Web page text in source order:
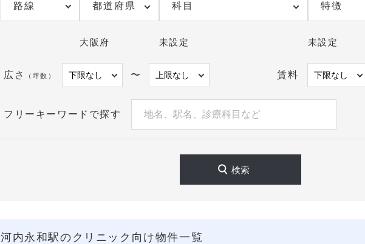
公開前の計画中区画や退去予定区画も個別にご案内可能です。河内永和駅での開業可
方は、現在の掲載物件に限らず、条件をお知らせいただければ最適な物件をご提案し
都道府県
大阪府
科目
未設定
特徴
未設定
広さ （坪数） 〜 賃料
フリーキーワードで探す
検索
河内永和駅のクリニック向け物件一覧